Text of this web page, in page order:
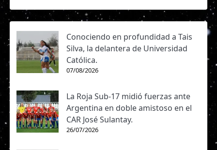
Conociendo en profundidad a Tais
Silva, la delantera de Universidad
Católica.
07/08/2026
La Roja Sub-17 midió fuerzas ante
Argentina en doble amistoso en el
CAR José Sulantay.
26/07/2026